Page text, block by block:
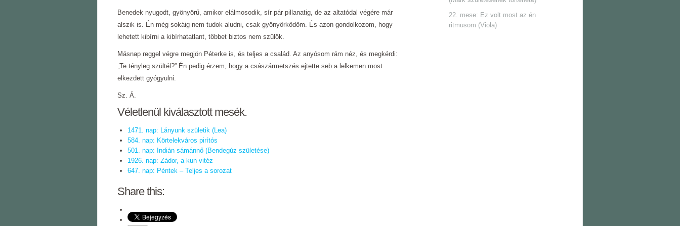
Benedek nyugodt, gyönyörű, amikor elálmosodik, sír pár pillanatig, de az altatódal végére már
alszik is. Én még sokáig nem tudok aludni, csak gyönyörködöm. És azon gondolkozom, hogy
lehetett kibírni a kibírhatatlant, többet biztos nem szülök.
Másnap reggel végre megjön Péterke is, és teljes a család. Az anyósom rám néz, és megkérdi:
„Te tényleg szültél?” Én pedig érzem, hogy a császármetszés ejtette seb a lelkemen most
elkezdett gyógyulni.
Sz. Á.
Véletlenül kiválasztott mesék.
1471. nap: Lányunk születik (Lea)
584. nap: Körtelekváros pirítós
501. nap: Indián sámánnő (Bendegúz születése)
1926. nap: Zádor, a kun vitéz
647. nap: Péntek ‒ Teljes a sorozat
Share this:
22. mese: Ez volt most az én
ritmusom (Viola)